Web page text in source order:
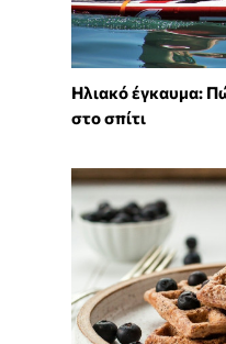
Ηλιακό έγκαυμα:
στο σπίτι